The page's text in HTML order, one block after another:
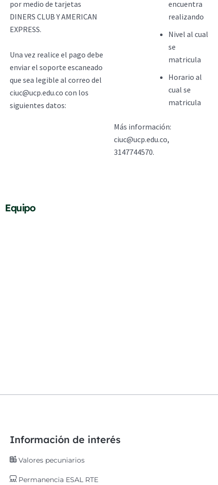
por medio de tarjetas
DINERS CLUB Y AMERICAN
EXPRESS.
Una vez realice el pago debe
enviar el soporte escaneado
que sea legible al correo del
ciuc@ucp.edu.co con los
siguientes datos:
encuentra
realizando
Nivel al cual
se
matricula
Horario al
cual se
matricula
Más información:
ciuc@ucp.edu.co,
3147744570.
Equipo
Información de interés
Valores pecuniarios
Permanencia ESAL RTE